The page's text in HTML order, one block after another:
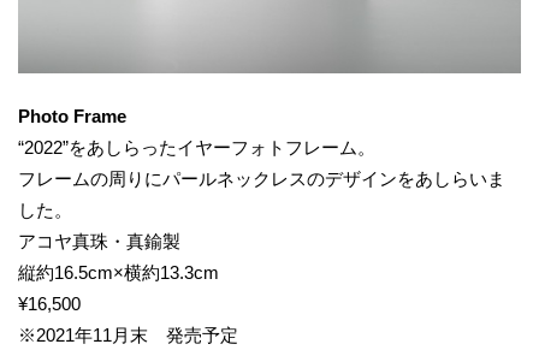
Photo Frame
“2022”をあしらったイヤーフォトフレーム。
フレームの周りにパールネックレスのデザインをあしらいま
した。
アコヤ真珠・真鍮製
縦約16.5cm×横約13.3cm
¥16,500
※2021年11月末 発売予定